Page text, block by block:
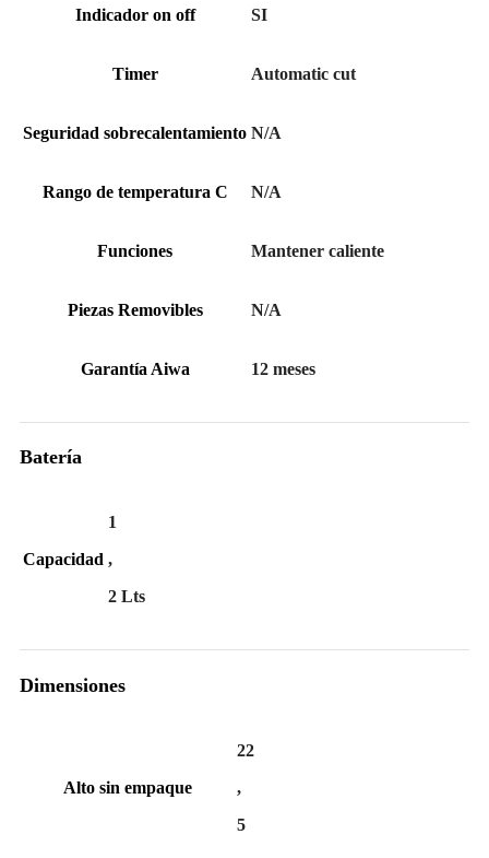
Indicador on off SI
Timer Automatic cut
Seguridad sobrecalentamiento N/A
Rango de temperatura C N/A
Funciones Mantener caliente
Piezas Removibles N/A
Garantía Aiwa 12 meses
Batería
Capacidad
1
,
2 Lts
Dimensiones
Alto sin empaque
22
,
5